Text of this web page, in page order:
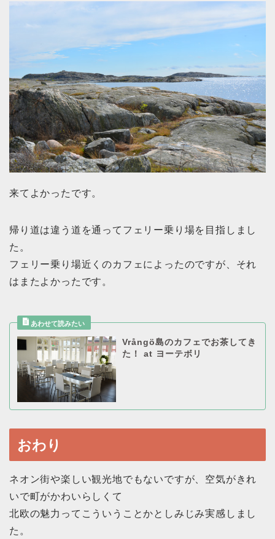
来てよかったです。
帰り道は違う道を通ってフェリー乗り場を目指しまし
た。
フェリー乗り場近くのカフェによったのですが、それ
はまたよかったです。
Vrångö島のカフェでお茶してき
た！ at ヨーテボリ
おわり
ネオン街や楽しい観光地でもないですが、空気がきれ
いで町がかわいらしくて
北欧の魅力ってこういうことかとしみじみ実感しまし
た。